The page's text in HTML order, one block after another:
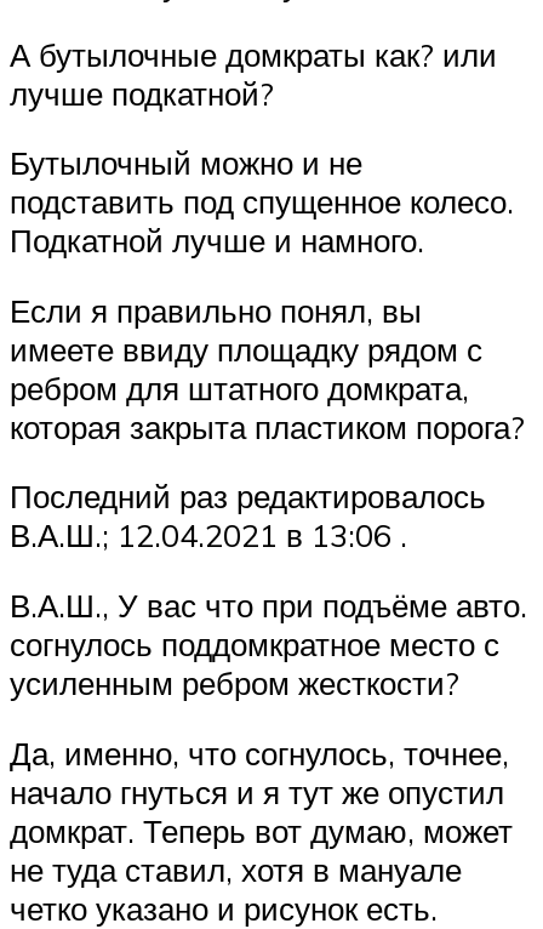
А бутылочные домкраты как? или
лучше подкатной?
Бутылочный можно и не
подставить под спущенное колесо.
Подкатной лучше и намного.
Если я правильно понял, вы
имеете ввиду площадку рядом с
ребром для штатного домкрата,
которая закрыта пластиком порога?
Последний раз редактировалось
В.А.Ш.; 12.04.2021 в 13:06 .
В.А.Ш., У вас что при подъёме авто.
согнулось поддомкратное место с
усиленным ребром жесткости?
Да, именно, что согнулось, точнее,
начало гнуться и я тут же опустил
домкрат. Теперь вот думаю, может
не туда ставил, хотя в мануале
четко указано и рисунок есть.